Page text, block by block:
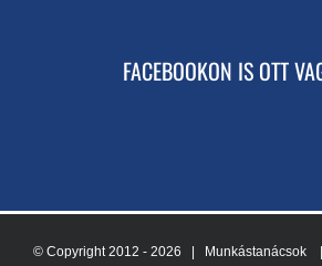
FACEBOOKON IS OTT
© Copyright 2012 - 2026 | Munkástanácsok